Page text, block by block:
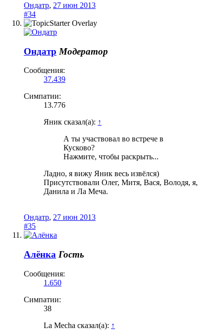
Ондатр, 27 июн 2013
#34
Ондатр Модератор
Сообщения:
37.439
Симпатии:
13.776
Яник сказал(а): ↑
А ты участвовал во встрече в
Кусково?
Нажмите, чтобы раскрыть...
Ладно, я вижу Яник весь извёлся)
Присутствовали Олег, Митя, Вася, Володя, я,
Данила и Ла Меча.
Ондатр, 27 июн 2013
#35
Алёнка Гость
Сообщения:
1.650
Симпатии:
38
La Mecha сказал(а): ↑